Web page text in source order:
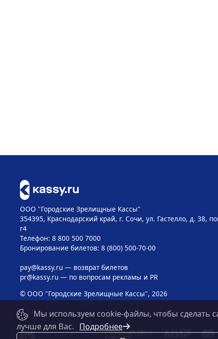
ООО "Городские Зрелищные Кассы"
354395, Краснодарский край, г. Сочи, ул. Гастелло, д. 38,
г4
Телефон: 8 800 500 7000
Бронирование билетов: 8 (800) 500-70-00
pay@kassy.ru— возврат билетов
pr@kassy.ru— по вопросам рекламы и PR
© ООО "Городские Зрелищные Кассы", 2026
Мы используем cookie-файлы, чтобы сделать
лучше для Вас. Подробнее